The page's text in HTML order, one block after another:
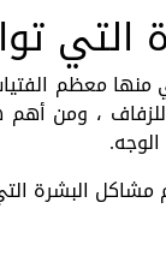
معظم
، ومن أهم